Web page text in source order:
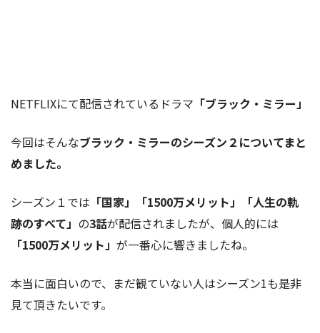
NETFLIXにて配信されているドラマ 「ブラック・ミラー」
今回はそんなブラック・ミラーのシーズン２についてまと
めました。
シーズン１では 「国家」「1500万メリット」「人生の軌
跡のすべて」 の3話が配信されましたが、個人的には
「1500万メリット」 が一番心に響きましたね。
本当に面白いので、まだ観ていない人はシーズン1も是非
見て頂きたいです。